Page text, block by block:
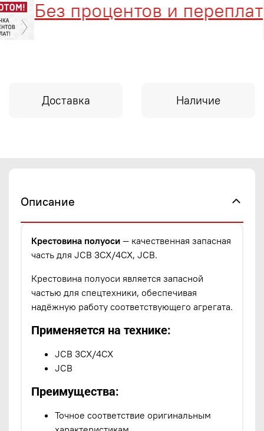
Без процентов и переплат
Доставка Наличие
Описание
Крестовина полуоси — качественная запасная
часть для JCB 3CX/4CX, JCB.
Крестовина полуоси является запасной
частью для спецтехники, обеспечивая
надёжную работу соответствующего агрегата.
Применяется на технике:
JCB 3CX/4CX
JCB
Преимущества:
Точное соответствие оригинальным